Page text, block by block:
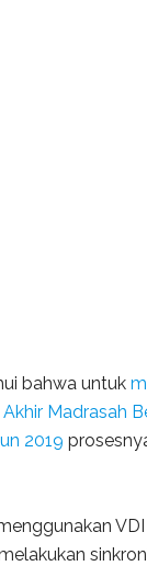
bahwa untuk
Madrasah
2019